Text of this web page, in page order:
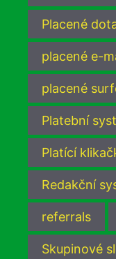
Placené
placené e-
placené
Platební
Platící
Redakční
referrals
Skupinové